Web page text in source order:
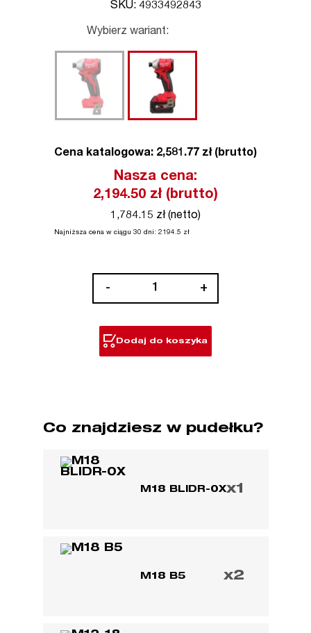
SKU: 4933492843
Wybierz wariant:
Cena katalogowa: 2,581.77 zł (brutto)
Nasza cena:
2,194.50 zł (brutto)
1,784.15 zł (netto)
Najniższa cena w ciągu 30 dni: 2194.5 zł
-
zakrętarka
udarowa
+
Dodaj do koszyka
Co znajdziesz w pudełku?
M18 BLIDR-0Xx1
M18 B5 x2